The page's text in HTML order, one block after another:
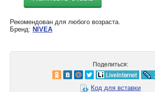
Рекомендован для любого возраста.
Бренд: NIVEA
Поделиться:
Код для вставки